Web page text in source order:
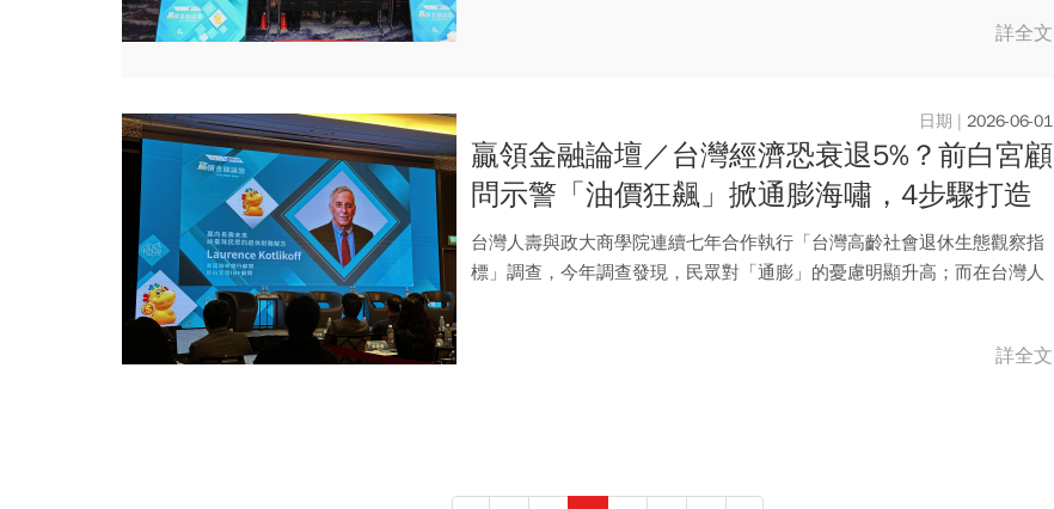
詳全文
2026-06-01
贏領金融論壇／台灣經濟恐衰退5%？前白宮顧
問示警「油價狂飆」掀通膨海嘯，4步驟打造
穩定退休金流
台灣人壽與政大商學院連續七年合作執行「台灣高齡社會退休生態觀察指
標」調查，今年調查發現，民眾對「通膨」的憂慮明顯升高；而在台灣人
詳全文